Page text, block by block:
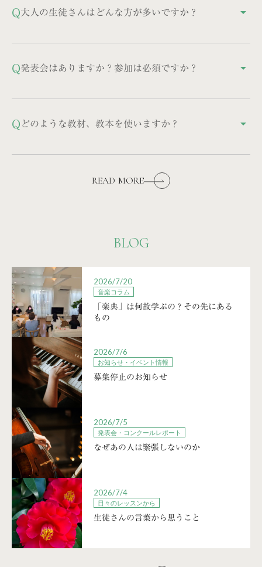
めるレッスンではなく、「ピアノのレッスンが生徒さ
を持っています。
Q大人の生徒さんはどんな方が多いですか？ arrow_drop_up
40代～60代の学び直しの方、お子様の子育てがひと段
落してから再開された方など、様々な背景の方がいら
っしゃいます。
Q発表会はありますか？参加は必須ですか？ arrow_drop_up
参加は任意ですが、舞台での経験は得るものが多く、
たくさんの生徒さんが参加されます。
Qどのような教材、教本を使いますか？ arrow_drop_up
使用する教材は画一的ではなく、生徒さんに合わせて
最も適切なものを選びます。大人の方は、弾きたい曲
が決まっていらっしゃる場合はその曲を仕上げていき
READ MORE
BLOG
2026/7/20
音楽コラム
「楽典」は何故学ぶの？その先にある
もの
2026/7/6
お知らせ・イベント情報
募集停止のお知らせ
2026/7/5
発表会・コンクールレポート
なぜあの人は緊張しないのか
2026/7/4
日々のレッスンから
生徒さんの言葉から思うこと